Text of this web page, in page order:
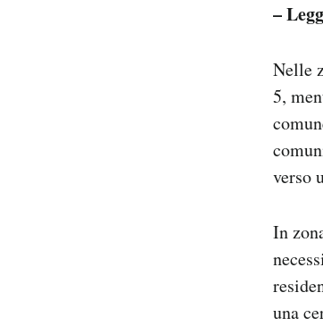
–
Nelle
5,
verso
In
una